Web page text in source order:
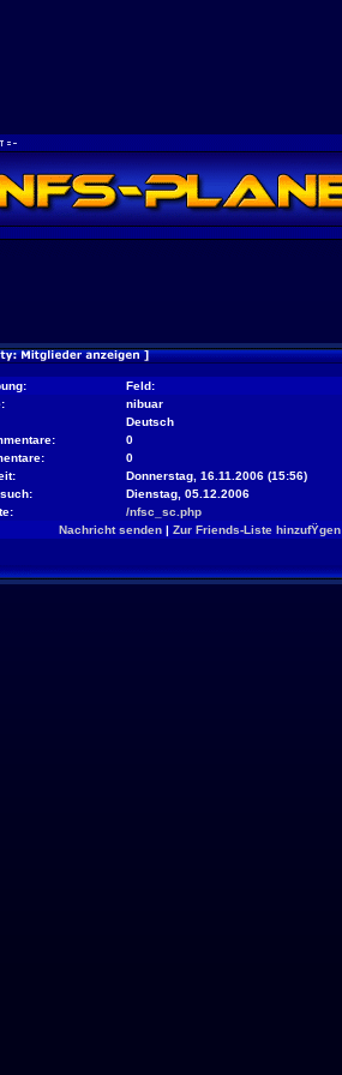
Feld:
nibuar
Deutsch
0
0
Donnerstag, 16.11.2006 (15:56)
Dienstag, 05.12.2006
/nfsc_sc.php
Nachricht senden| Zur Friends-Liste hinzufŸgen